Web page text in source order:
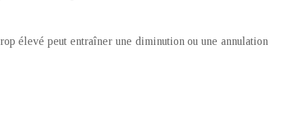
élevé peut entraîner une diminution ou une annulation